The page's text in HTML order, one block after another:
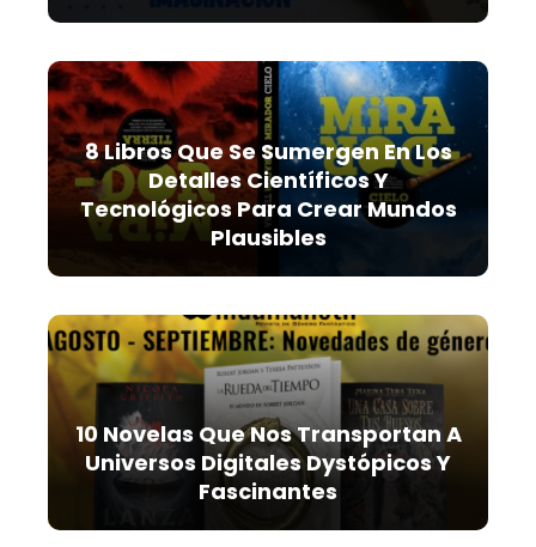
8 Libros Que Se Sumergen En Los
Detalles Científicos Y
Tecnológicos Para Crear Mundos
Plausibles
10 Novelas Que Nos Transportan A
Universos Digitales Dystópicos Y
Fascinantes